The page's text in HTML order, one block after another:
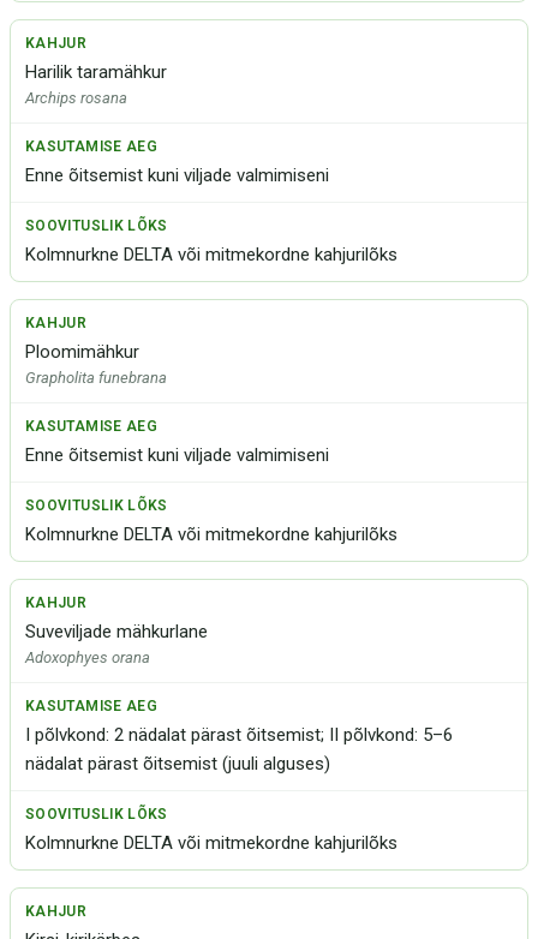
Harilik taramähkur
Archips rosana
Enne õitsemist kuni viljade valmimiseni
Kolmnurkne DELTA või mitmekordne kahjurilõks
Ploomimähkur
Grapholita funebrana
Enne õitsemist kuni viljade valmimiseni
Kolmnurkne DELTA või mitmekordne kahjurilõks
Suveviljade mähkurlane
Adoxophyes orana
I põlvkond: 2 nädalat pärast õitsemist; II põlvkond: 5–6
nädalat pärast õitsemist (juuli alguses)
Kolmnurkne DELTA või mitmekordne kahjurilõks